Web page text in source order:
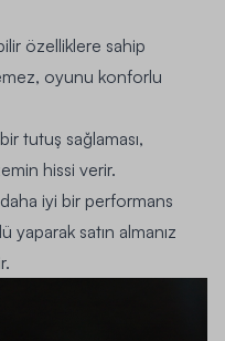
özelliklere sahip
oyunu konforlu
tutuş sağlaması,
hissi verir.
iyi bir performans
satın almanız